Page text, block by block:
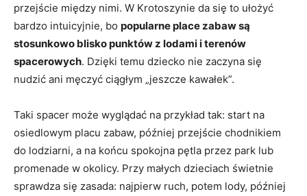
przejście między nimi. W Krotoszynie da się to ułożyć
bardzo intuicyjnie, bo popularne place zabaw są
stosunkowo blisko punktów z lodami i terenów
spacerowych. Dzięki temu dziecko nie zaczyna się
nudzić ani męczyć ciągłym „jeszcze kawałek”.
Taki spacer może wyglądać na przykład tak: start na
osiedlowym placu zabaw, później przejście chodnikiem
do lodziarni, a na końcu spokojna pętla przez park lub
promenade w okolicy. Przy małych dzieciach świetnie
sprawdza się zasada: najpierw ruch, potem lody, później